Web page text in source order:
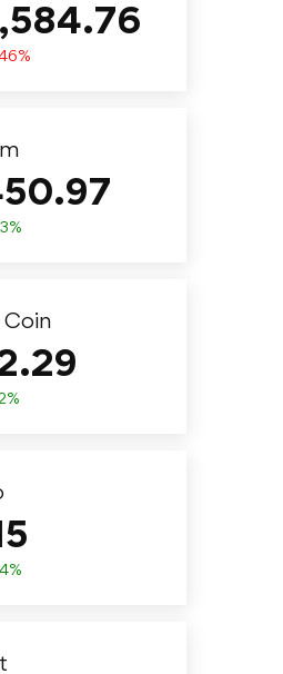
%
%
Coin
%
%